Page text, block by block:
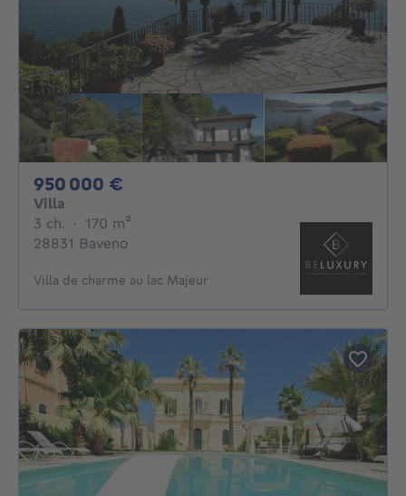
950 000 €
Villa
3 ch. 3 chambres
· 170 m²
28831 Baveno
Villa de charme au lac Majeur